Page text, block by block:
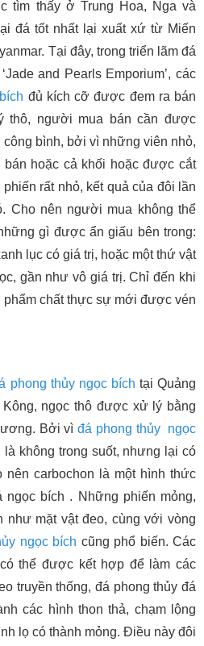
tìm thấy ở Trung Hoa, Nga và
đá tốt nhất lại xuất xứ từ Miến
Tại đây, trong triển lãm đá
and Pearls Emporium’, các
đủ kích cỡ được đem ra bán
thô, người mua bán cần được
bình, bởi vì những viên nhỏ,
hoặc cả khối hoặc được cắt
rất nhỏ, kết quả của đôi lần
Cho nên người mua không thể
gì được ẩn giấu bên trong:
lục có giá trị, hoặc một thứ vật
gần như vô giá trị. Chỉ đến khi
phẩm chất thực sự mới được vén
phong thủy ngọc bích tại Quảng
ngọc thô được xử lý bằng
Bởi vìđá phong thủy
ngọc
là không trong suốt, nhưng lại có
carbochon là một hình thức
bích . Những phiến mỏng,
như mặt vật đeo, cùng với vòng
ngọc bích cũng phổ biến. Các
thể được kết hợp để làm các
truyền thống, đá phong thủy đá
các hình thon thả, chạm lộng
lọ có thành mỏng. Điều này đôi